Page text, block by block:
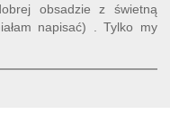
obsadzie z świetną
napisać) . Tylko my